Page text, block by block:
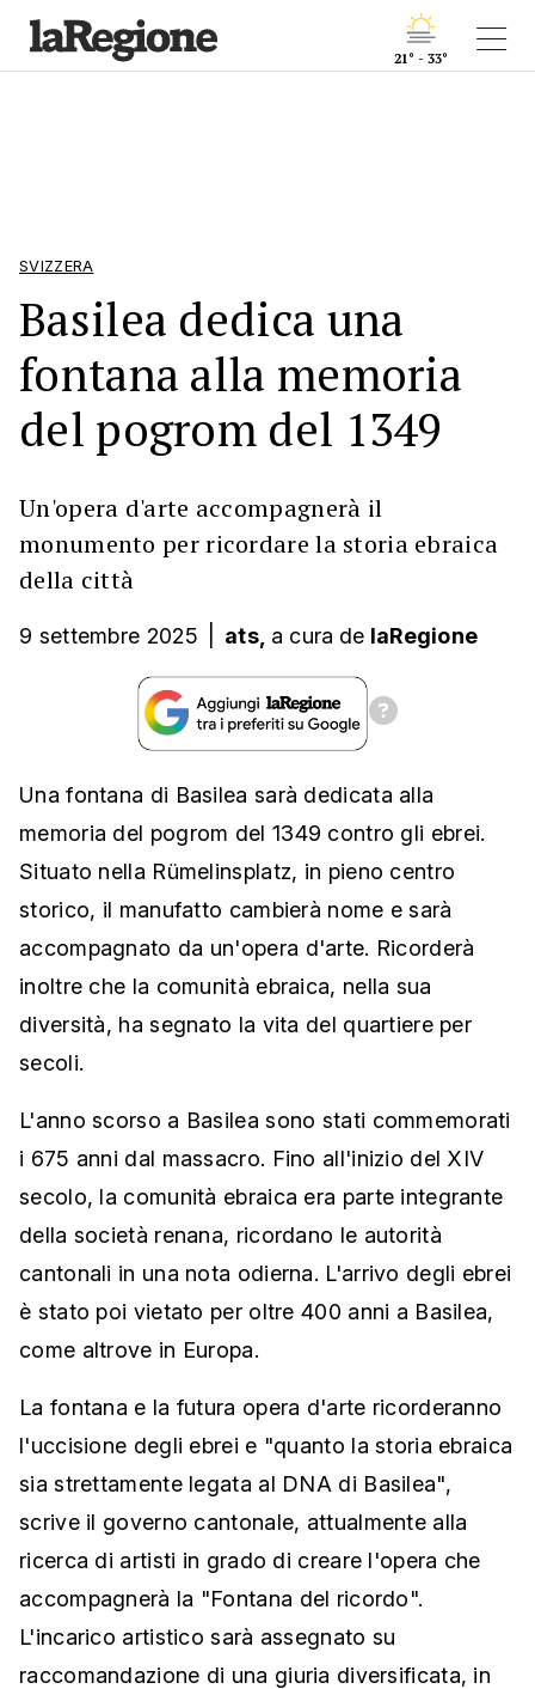
21° - 33°
SVIZZERA
Basilea dedica una
fontana alla memoria
del pogrom del 1349
Un'opera d'arte accompagnerà il
monumento per ricordare la storia ebraica
della città
9 settembre 2025 ats, a cura de laRegione
Una fontana di Basilea sarà dedicata alla
memoria del pogrom del 1349 contro gli ebrei.
Situato nella Rümelinsplatz, in pieno centro
storico, il manufatto cambierà nome e sarà
accompagnato da un'opera d'arte. Ricorderà
inoltre che la comunità ebraica, nella sua
diversità, ha segnato la vita del quartiere per
secoli.
L'anno scorso a Basilea sono stati commemorati
i 675 anni dal massacro. Fino all'inizio del XIV
secolo, la comunità ebraica era parte integrante
della società renana, ricordano le autorità
cantonali in una nota odierna. L'arrivo degli ebrei
è stato poi vietato per oltre 400 anni a Basilea,
come altrove in Europa.
La fontana e la futura opera d'arte ricorderanno
l'uccisione degli ebrei e "quanto la storia ebraica
sia strettamente legata al DNA di Basilea",
scrive il governo cantonale, attualmente alla
ricerca di artisti in grado di creare l'opera che
accompagnerà la "Fontana del ricordo".
L'incarico artistico sarà assegnato su
raccomandazione di una giuria diversificata, in